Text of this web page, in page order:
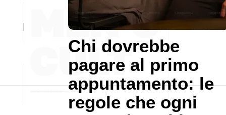
Chi dovrebbe
pagare al primo
appuntamento: le
regole che ogni